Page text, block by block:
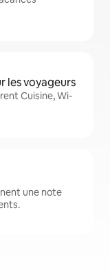
les voyageurs
Cuisine, Wi-
une note